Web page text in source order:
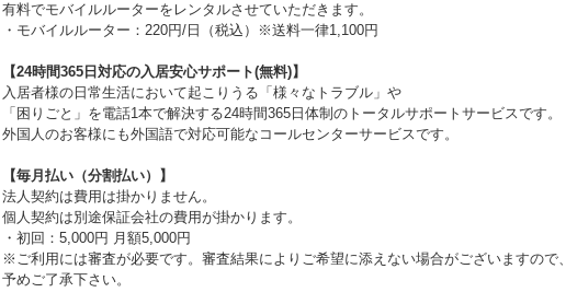
有料でモバイルルーターをレンタルさせていただきます。
・モバイルルーター：220円/日（税込）※送料一律1,100円
【24時間365日対応の入居安心サポート(無料)】
入居者様の日常生活において起こりうる「様々なトラブル」や
「困りごと」を電話1本で解決する24時間365日体制のトータルサポートサービスです。
外国人のお客様にも外国語で対応可能なコールセンターサービスです。
【毎月払い（分割払い）】
法人契約は費用は掛かりません。
個人契約は別途保証会社の費用が掛かります。
・初回：5,000円 月額5,000円
※ご利用には審査が必要です。審査結果によりご希望に添えない場合がございますので、
予めご了承下さい。